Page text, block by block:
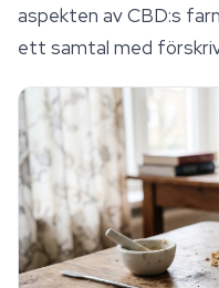
aspekten av CBD:s
ett samtal med